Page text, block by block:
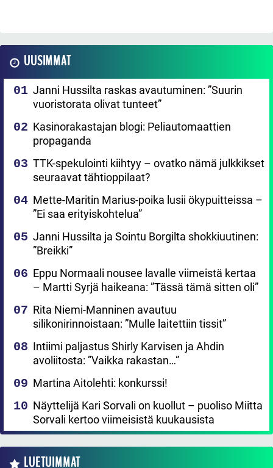
UUSIMMAT
Janni Hussilta raskas avautuminen: ”Suurin
vuoristorata olivat tunteet”
Kasinorakastajan blogi: Peliautomaattien
propaganda
TTK-spekulointi kiihtyy – ovatko nämä julkkikset
seuraavat tähtioppilaat?
Mette-Maritin Marius-poika lusii ökypuitteissa –
”Ei saa erityiskohtelua”
Janni Hussilta ja Sointu Borgilta shokkiuutinen:
”Breikki”
Eppu Normaali nousee lavalle viimeistä kertaa
– Martti Syrjä haikeana: ”Tässä tämä sitten oli”
Rita Niemi-Manninen avautuu
silikonirinnoistaan: ”Mulle laitettiin tissit”
Intiimi paljastus Shirly Karvisen ja Ahdin
avoliitosta: ”Vaikka rakastan…”
Martina Aitolehti: konkurssi!
Näyttelijä Kari Sorvali on kuollut – puoliso Miitta
Sorvali kertoo viimeisistä kuukausista
LUETUIMMAT